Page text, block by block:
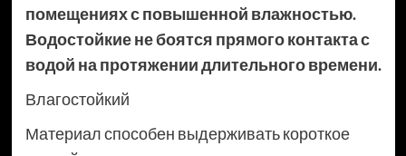
помещениях с повышенной влажностью.
Водостойкие не боятся прямого контакта с
водой на протяжении длительного времени.
Влагостойкий
Материал способен выдерживать короткое